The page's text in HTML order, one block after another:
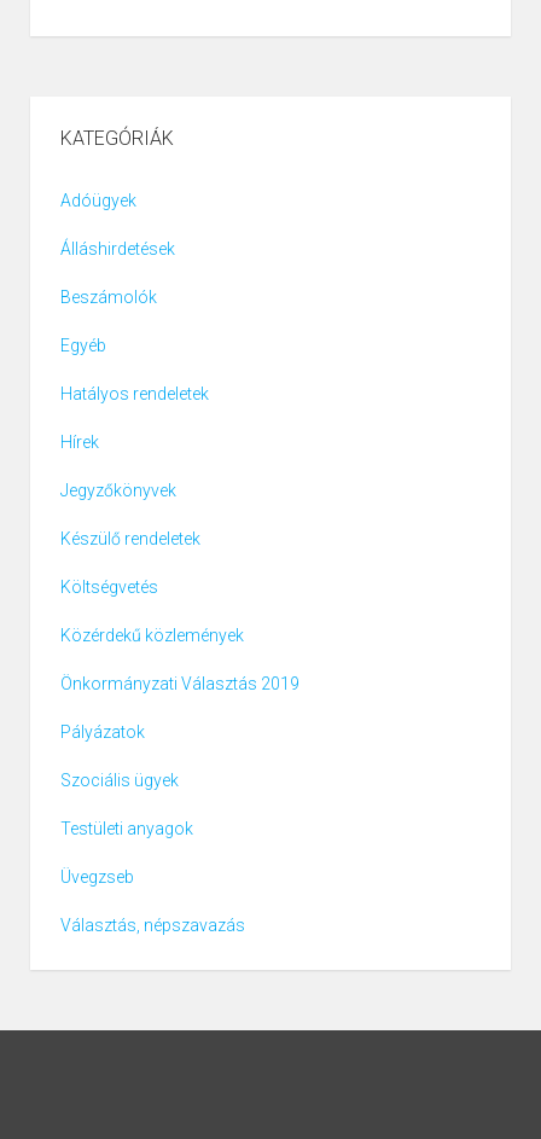
KATEGÓRIÁK
Adóügyek
Álláshirdetések
Beszámolók
Egyéb
Hatályos rendeletek
Hírek
Jegyzőkönyvek
Készülő rendeletek
Költségvetés
Közérdekű közlemények
Önkormányzati Választás 2019
Pályázatok
Szociális ügyek
Testületi anyagok
Üvegzseb
Választás, népszavazás